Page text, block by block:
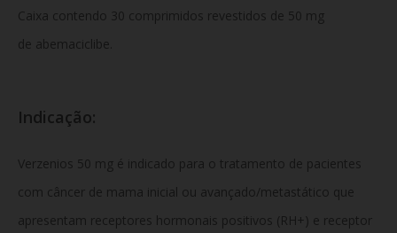
Caixa contendo 30 comprimidos revestidos de 50 mg
de abemaciclibe.
Indicação:
Verzenios 50 mg é indicado para o tratamento de pacientes
com câncer de mama inicial ou avançado/metastático que
apresentam receptores hormonais positivos (RH+) e receptor